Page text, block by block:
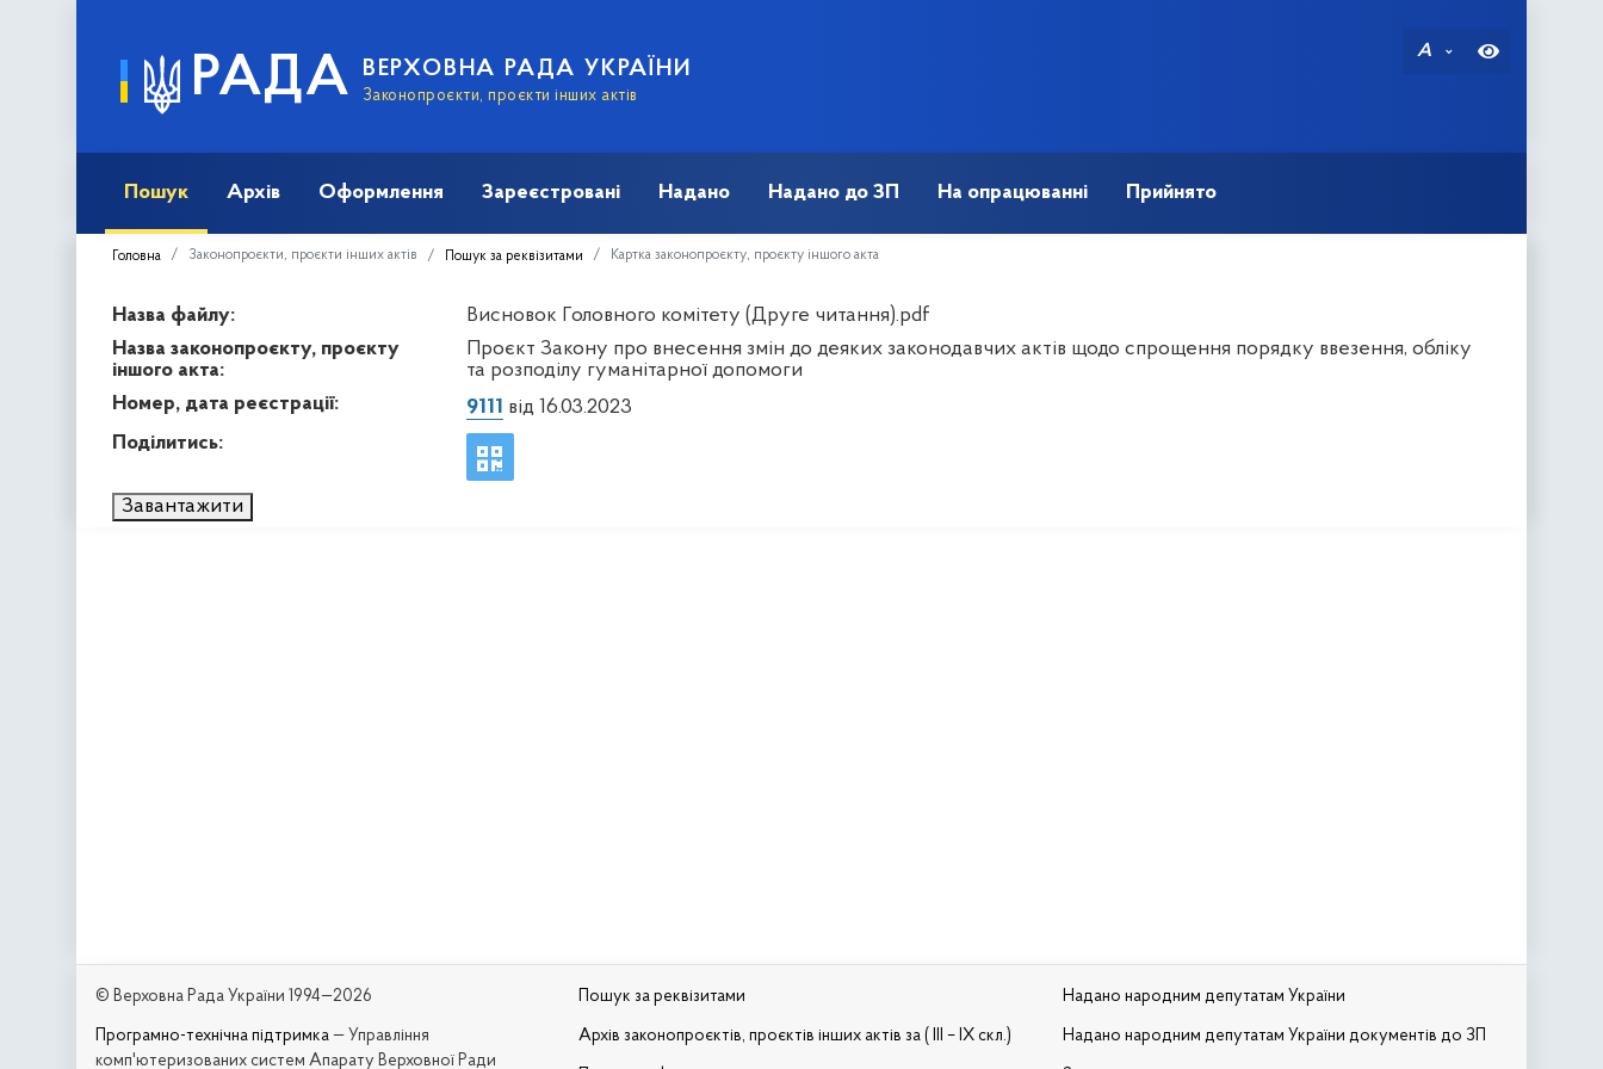
РАДА ВЕРХОВНА РАДА УКРАЇНИ
Законопроєкти, проєкти інших актів
A
Пошук Архів Оформлення Зареєстровані Надано Надано до ЗП На опрацюванні Прийнято
Головна Законопроєкти, проєкти інших актів Пошук за реквізитами Картка законопроєкту, проєкту іншого акта
Назва файлу:
Висновок Головного комітету (Друге читання).pdf
Назва законопроєкту, проєкту
іншого акта:
Проєкт Закону про внесення змін до деяких законодавчих актів щодо спрощення порядку ввезення, обліку
та розподілу гуманітарної допомоги
Номер, дата реєстрації:
9111 від 16.03.2023
Поділитись:
Завантажити
© Верховна Рада України 1994—2026
Програмно-технічна підтримка — Управління
комп'ютеризованих систем Апарату Верховної Ради
Пошук за реквізитами
Архів законопроєктів, проєктів інших актів за ( III – IX скл.)
Надано народним депутатам України
Надано народним депутатам України документів до ЗП